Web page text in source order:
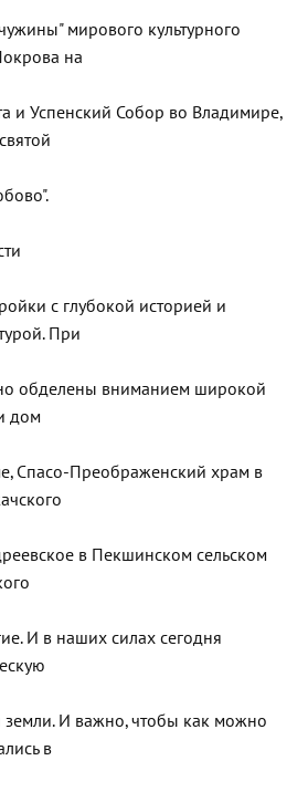
мирового культурного
на
и Успенский Собор во Владимире,
с глубокой историей и
При
обделены вниманием широкой
дом
Спасо-Преображенский храм в
в Пекшинском сельском
И в наших силах сегодня
земли. И важно, чтобы как можно
в